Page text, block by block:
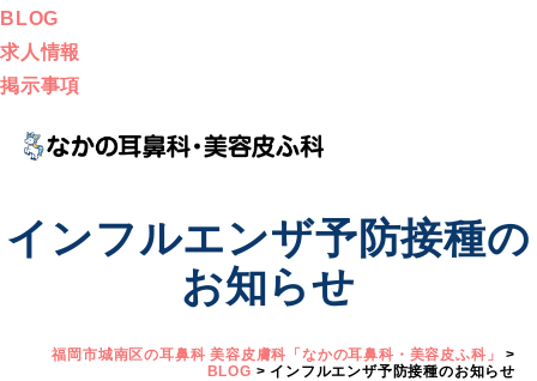
BLOG
求人情報
掲示事項
インフルエンザ予防接種の
お知らせ
福岡市城南区の耳鼻科 美容皮膚科「なかの耳鼻科・美容皮ふ科」
>
BLOG > インフルエンザ予防接種のお知らせ